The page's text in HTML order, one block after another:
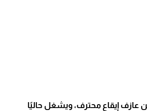
عازف إيقاع محترف، ويشغل حاليًا